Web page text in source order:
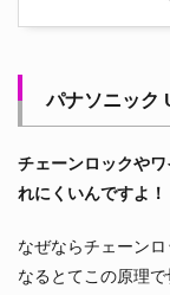
パナソニック
チェーンロックや
れにくいんですよ！
なぜならチェーン
なるとてこの原理